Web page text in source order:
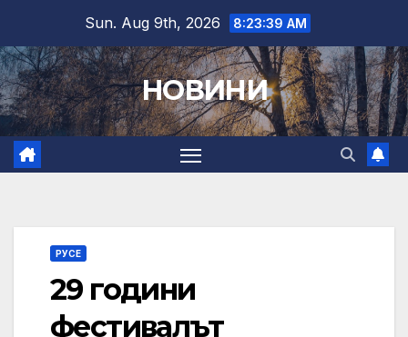
content
Sun. Aug 9th, 2026 8:23:41 AM
НОВИНИ
РУСЕ
29 години
фестивалът